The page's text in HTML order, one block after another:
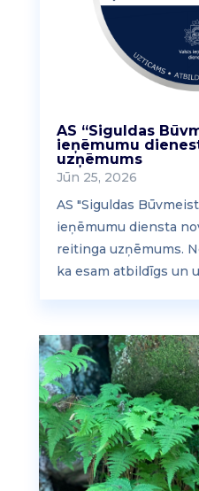
AS “Siguldas
ieņēmumu
uzņēmums
Jūn 25, 2026
AS "Siguldas
ieņēmumu diensta
reitinga uzņēmums.
ka esam atbildīgs un